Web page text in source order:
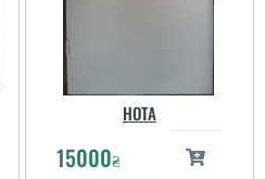
НОТА
15000₴